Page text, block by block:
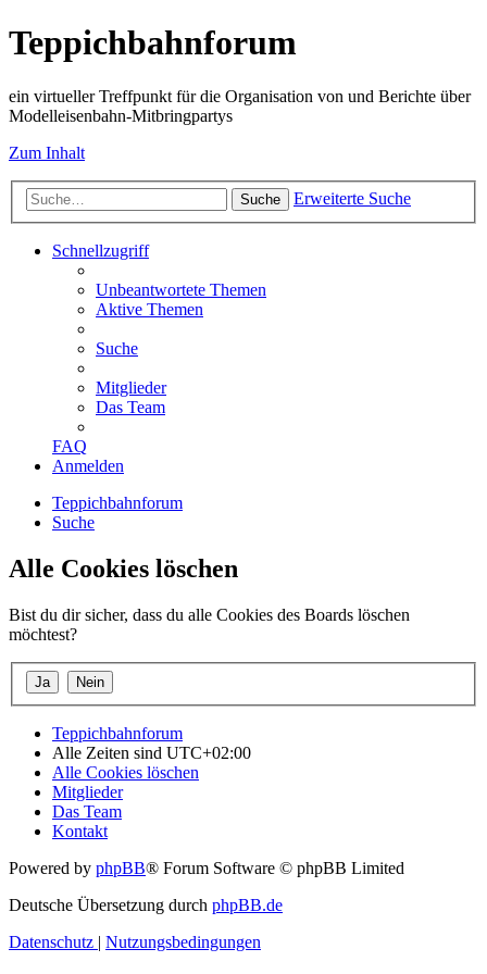
Teppichbahnforum
ein virtueller Treffpunkt für die Organisation von und Berichte über
Modelleisenbahn-Mitbringpartys
Zum Inhalt
Suche Erweiterte Suche
Schnellzugriff
Unbeantwortete Themen
Aktive Themen
Suche
Mitglieder
Das Team
FAQ
Anmelden
Teppichbahnforum
Suche
Alle Cookies löschen
Bist du dir sicher, dass du alle Cookies des Boards löschen
möchtest?
Teppichbahnforum
Alle Zeiten sind UTC+02:00
Alle Cookies löschen
Mitglieder
Das Team
Kontakt
Powered by phpBB® Forum Software © phpBB Limited
Deutsche Übersetzung durch phpBB.de
Datenschutz | Nutzungsbedingungen